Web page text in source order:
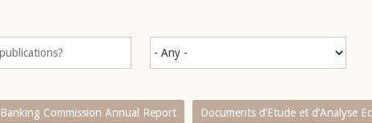
Banking Commission Annual Report Documents d’Etude et d’Analyse